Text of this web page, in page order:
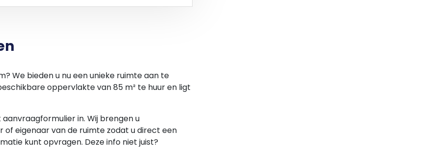
We bieden u nu een unieke ruimte aan te
oppervlakte van 85 m² te huur en ligt
in. Wij brengen u
eigenaar van de ruimte zodat u direct een
kunt opvragen. Deze info niet juist?